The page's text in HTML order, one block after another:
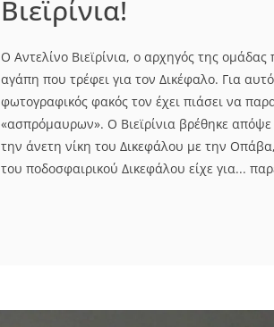
Βιεϊρίνια!
Ο Αντελίνο Βιεϊρίνια, ο αρχηγός της
αγάπη που τρέφει για τον Δικέφαλο. Για
φωτογραφικός φακός τον έχει πιάσει να
«ασπρόμαυρων». Ο Βιεϊρίνια βρέθηκε
την άνετη νίκη του Δικεφάλου με την
του ποδοσφαιρικού Δικεφάλου είχε για...